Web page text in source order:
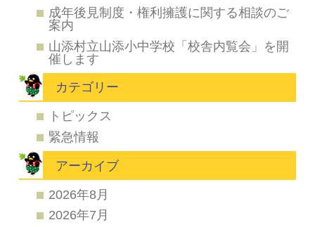
成年後見制度・権利擁護に関する相談のご
案内
山添村立山添小中学校「校舎内覧会」を開
催します
カテゴリー
トピックス
緊急情報
アーカイブ
2026年8月
2026年7月